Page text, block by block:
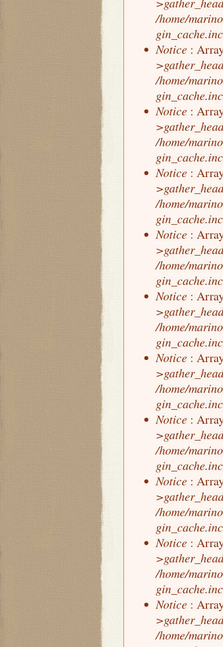
/home/
gin_cache.inc
Notice :
/home/
gin_cache.inc
Notice :
/home/
gin_cache.inc
Notice :
/home/
gin_cache.inc
Notice :
/home/
gin_cache.inc
Notice :
/home/
gin_cache.inc
Notice :
/home/
gin_cache.inc
Notice :
/home/
gin_cache.inc
Notice :
/home/
gin_cache.inc
Notice :
/home/
gin_cache.inc
Notice :
/home/